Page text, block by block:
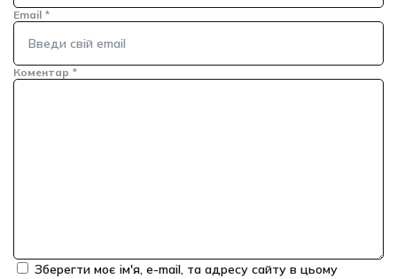
Коментар *
Email *
Зберегти моє ім'я, e-mail, та адресу сайту в цьому